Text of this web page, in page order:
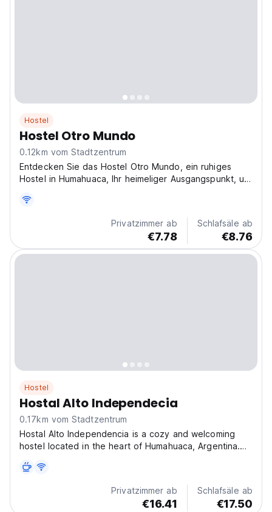
Hostel
Hostel Otro Mundo
0.12km vom Stadtzentrum
Entdecken Sie das Hostel Otro Mundo, ein ruhiges
Hostel in Humahuaca, Ihr heimeliger Ausgangspunkt, um
gemütliche Hostel ist ideal für Alleinreisende und
Entdecker, die Ruhe suchen. (Auto-translated from
Privatzimmer ab
€7.78
Schlafsäle ab
€8.76
Hostel
Hostal Alto Independecia
0.17km vom Stadtzentrum
Hostal Alto Independencia is a cozy and welcoming
hostel located in the heart of Humahuaca, Argentina.
Andean culture, the hostel offers comfortable rooms, a
relaxed atmosphere, and personalized service....
Privatzimmer ab
€16.41
Schlafsäle ab
€17.50